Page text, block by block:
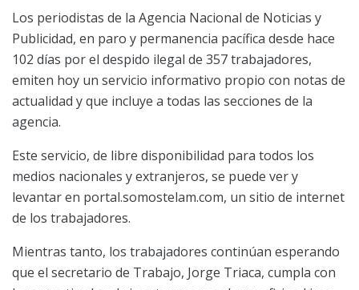
Los periodistas de la Agencia Nacional de Noticias y
Publicidad, en paro y permanencia pacífica desde hace
102 días por el despido ilegal de 357 trabajadores,
emiten hoy un servicio informativo propio con notas de
actualidad y que incluye a todas las secciones de la
agencia.
Este servicio, de libre disponibilidad para todos los
medios nacionales y extranjeros, se puede ver y
levantar en portal.somostelam.com, un sitio de internet
de los trabajadores.
Mientras tanto, los trabajadores continúan esperando
que el secretario de Trabajo, Jorge Triaca, cumpla con